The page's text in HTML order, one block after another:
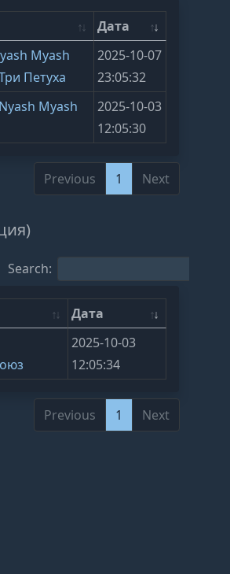
Дата
Myash
Петуха
2025-10-07
23:05:32
Nyash Myash
2025-10-03
12:05:30
Previous 1 Next
Search:
Дата
2025-10-03
12:05:34
Previous 1 Next